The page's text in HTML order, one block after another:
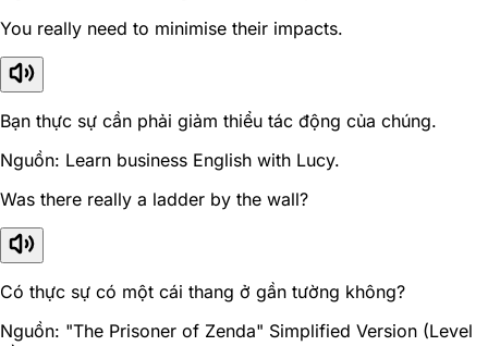
You really need to minimise their impacts.
Bạn thực sự cần phải giảm thiểu tác động của chúng.
Nguồn: Learn business English with Lucy.
Was there really a ladder by the wall?
Có thực sự có một cái thang ở gần tường không?
Nguồn: "The Prisoner of Zenda" Simplified Version (Level